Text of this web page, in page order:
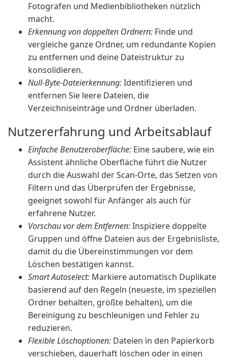
Fotografen und Medienbibliotheken nützlich
macht.
Erkennung von doppelten Ordnern: Finde und
vergleiche ganze Ordner, um redundante Kopien
zu entfernen und deine Dateistruktur zu
konsolidieren.
Null-Byte-Dateierkennung:Identifizieren und
entfernen Sie leere Dateien, die
Verzeichniseinträge und Ordner überladen.
Nutzererfahrung und Arbeitsablauf
Einfache Benutzeroberfläche: Eine saubere, wie ein
Assistent ähnliche Oberfläche führt die Nutzer
durch die Auswahl der Scan-Orte, das Setzen von
Filtern und das Überprüfen der Ergebnisse,
geeignet sowohl für Anfänger als auch für
erfahrene Nutzer.
Vorschau vor dem Entfernen:Inspiziere doppelte
Gruppen und öffne Dateien aus der Ergebnisliste,
damit du die Übereinstimmungen vor dem
Löschen bestätigen kannst.
Smart Autoselect: Markiere automatisch Duplikate
basierend auf den Regeln (neueste, im speziellen
Ordner behalten, größte behalten), um die
Bereinigung zu beschleunigen und Fehler zu
reduzieren.
Flexible Löschoptionen: Dateien in den Papierkorb
verschieben, dauerhaft löschen oder in einen